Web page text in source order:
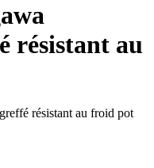
résistant au